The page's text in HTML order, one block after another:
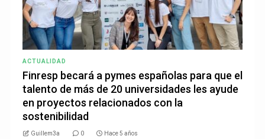
ACTUALIDAD
Finresp becará a pymes españolas para que el
talento de más de 20 universidades les ayude
en proyectos relacionados con la
sostenibilidad
Guillem3a 0 Hace 5 años